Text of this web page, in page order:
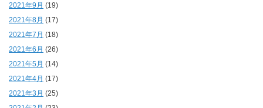
2021年9月 (19)
2021年8月 (17)
2021年7月 (18)
2021年6月 (26)
2021年5月 (14)
2021年4月 (17)
2021年3月 (25)